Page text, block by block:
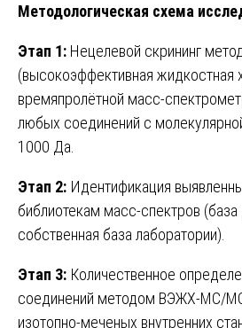
Методологическая схема
Этап 1: Нецелевой скрининг
(высокоэффективная жидкостная
времяпролётной масс-
любых соединений с
1000 Да.
Этап 2: Идентификация
библиотекам масс-спектров (база
собственная база лаборатории).
Этап 3: Количественное
соединений методом ВЭЖХ-МС/
изотопно-меченых внутренних